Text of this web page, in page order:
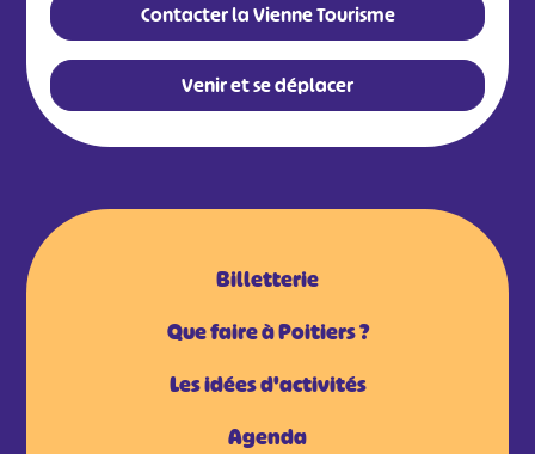
Contacter la Vienne Tourisme
Venir et se déplacer
Billetterie
Que faire à Poitiers ?
Les idées d'activités
Agenda
# #
#
#
#